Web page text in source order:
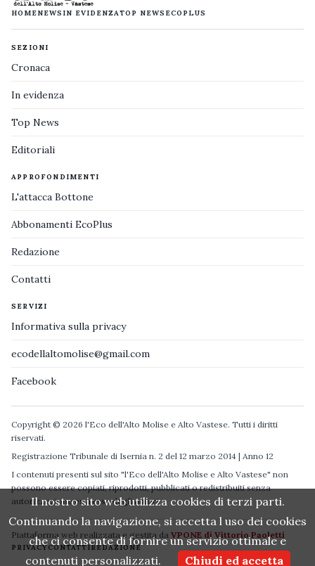
HOMENEWS IN EVIDENZATOP NEWS ECOPLUS
SEZIONI
Cronaca
In evidenza
Top News
Editoriali
APPROFONDIMENTI
L'attacca Bottone
Abbonamenti EcoPlus
Redazione
Contatti
SERVIZI
Informativa sulla privacy
ecodellaltomolise@gmail.com
Facebook
Copyright © 2026 l'Eco dell'Alto Molise e Alto Vastese. Tutti i diritti
riservati.
Registrazione Tribunale di Isernia n. 2 del 12 marzo 2014 | Anno 12
I contenuti presenti sul sito "l'Eco dell'Alto Molise e Alto Vastese" non
possono essere copiati, riprodotti, pubblicati o redistribuiti senza
autorizzazione espressa degli autori.
Piattaforma web realizzata e gestita da VPONE di Vittorio Paoletti
PRIVACYCONTATTIREDAZIONE
Il nostro sito web utilizza cookies di terzi parti.
Continuando la navigazione, si accetta l uso dei cookies
che ci consente di fornire un servizio ottimale e
contenuti personalizzati.
Chiudi ed accetta